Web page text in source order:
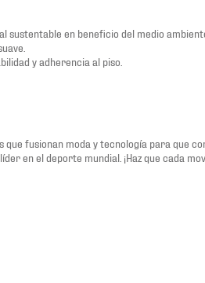
sustentable en beneficio del medio
y adherencia al piso.
fusionan moda y tecnología para que
en el deporte mundial. ¡Haz que cada